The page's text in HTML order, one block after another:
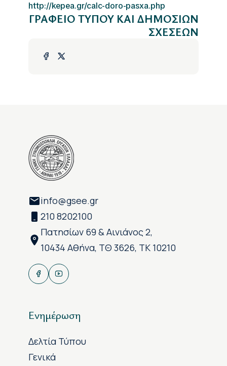
http://kepea.gr/calc-doro-pasxa.php
ΓΡΑΦΕΙΟ ΤΥΠΟΥ ΚΑΙ ΔΗΜΟΣΙΩΝ
ΣΧΕΣΕΩΝ
info@gsee.gr
210 8202100
Πατησίων 69 & Αινιάνος 2,
10434 Αθήνα, ΤΘ 3626, ΤΚ 10210
Ενημέρωση
Δελτία Τύπου
Γενικά